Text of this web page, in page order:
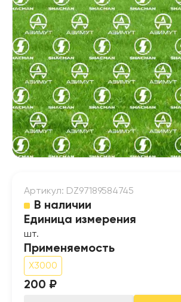
Артикул: DZ97189584745
В наличии
Единица измерения
шт.
Применяемость
X3000
200 ₽